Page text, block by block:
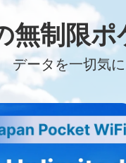
無制限
データを一切気